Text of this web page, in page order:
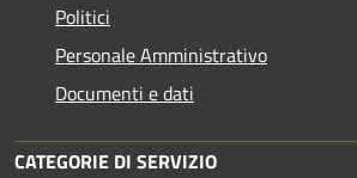
Politici
Personale Amministrativo
Documenti e dati
CATEGORIE DI SERVIZIO